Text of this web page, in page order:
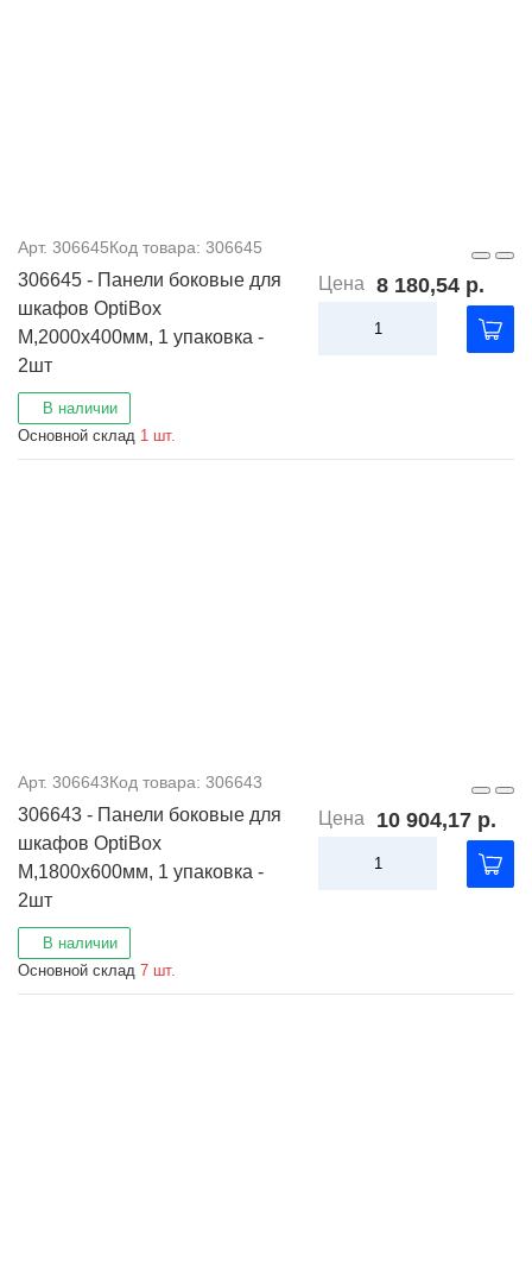
Арт. 306645Код товара: 306645
306645 - Панели боковые для
шкафов OptiBox
M,2000x400мм, 1 упаковка -
2шт
В наличии
Основной склад 1 шт.
Цена 8 180,54 р.
Арт. 306643Код товара: 306643
306643 - Панели боковые для
шкафов OptiBox
M,1800x600мм, 1 упаковка -
2шт
В наличии
Основной склад 7 шт.
Цена 10 904,17 р.